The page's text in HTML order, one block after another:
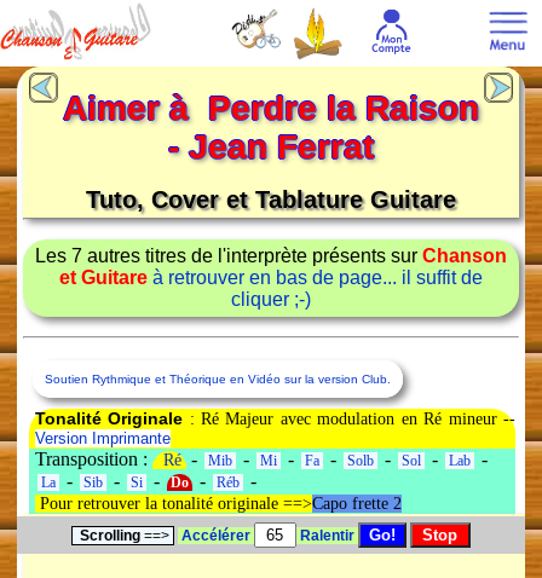
Aimer à Perdre la Raison
- Jean Ferrat
Tuto, Cover et Tablature Guitare
Les 7 autres titres de l'interprète présents sur Chanson
et Guitare à retrouver en bas de page... il suffit de
cliquer ;-)
Soutien Rythmique et Théorique en Vidéo sur la version Club.
Tonalité Originale : Ré Majeur avec modulation en Ré mineur --
Version Imprimante
Transposition : Ré- Mib - Mi - Fa - Solb - Sol - Lab -
La - Sib - Si - Do - Réb -
Pour retrouver la tonalité originale ==>Capo frette 2
Scrolling ==> Accélérer Ralentir